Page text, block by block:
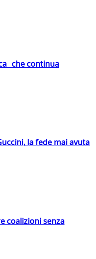
che continua
la fede mai avuta
coalizioni senza